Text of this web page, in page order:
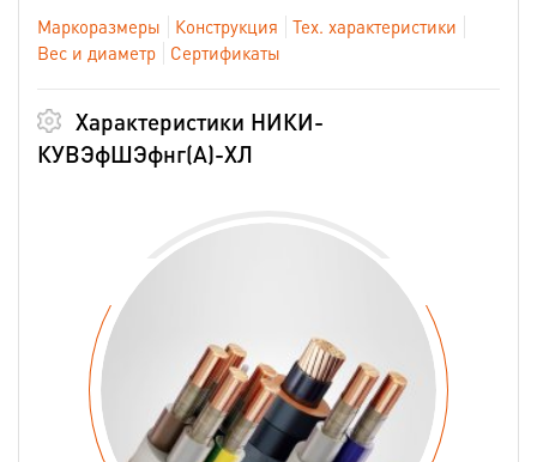
Маркоразмеры
Конструкция
Тех. характеристики
Вес и диаметр
Сертификаты
Характеристики НИКИ-
КУВЭфШЭфнг(А)-ХЛ